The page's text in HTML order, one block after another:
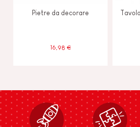
Pietre da decorare
16,98 €